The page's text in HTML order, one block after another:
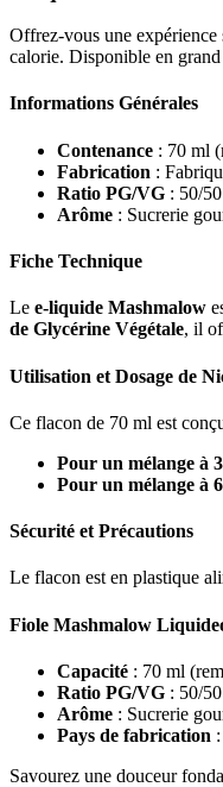
Offrez-vous une expérience
calorie. Disponible en
Informations Générales
Contenance : 70 ml
Fabrication :
Ratio PG/VG : 50/50
Arôme : Sucrerie
Fiche Technique
Le e-liquide Mashmalow
de Glycérine Végétale, il
Utilisation et Dosage de
Ce flacon de 70 ml est
Pour un mélange à
Pour un mélange à
Sécurité et Précautions
Le flacon est en plastique
Fiole Mashmalow
Capacité : 70 ml
Ratio PG/VG : 50/50
Arôme : Sucrerie
Pays de fabrication
Savourez une douceur